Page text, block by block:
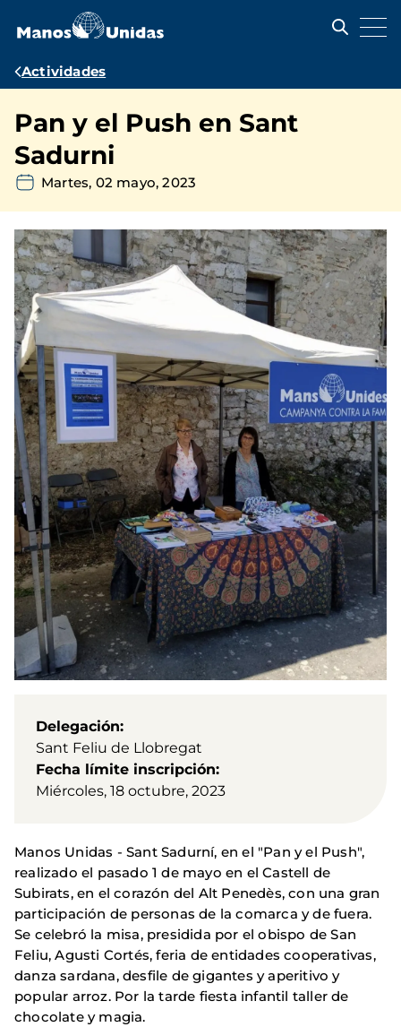
contenido
Ruta
navegación
Actividades
Pan y el Push en Sant
Sadurni
Martes, 02 mayo, 2023
Delegación
Sant Feliu de Llobregat
Fecha límite inscripción
Miércoles, 18 octubre, 2023
Manos Unidas - Sant Sadurní, en el "Pan y el Push",
realizado el pasado 1 de mayo en el Castell de
Subirats, en el corazón del Alt Penedès, con una gran
participación de personas de la comarca y de fuera.
Se celebró la misa, presidida por el obispo de San
Feliu, Agusti Cortés, feria de entidades cooperativas,
danza sardana, desfile de gigantes y aperitivo y
popular arroz. Por la tarde fiesta infantil taller de
chocolate y magia.